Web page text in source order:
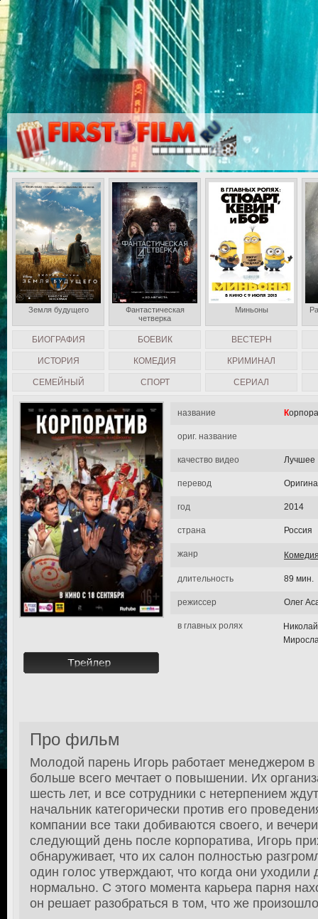
название
ориг. название
качество видео Лучшее
перевод
год 2014
страна Россия
жанр
длительность 89 мин.
режиссер Олег
в главных ролях
Про фильм
Молодой парень Игорь работает менеджером
больше всего мечтает о повышении. Их
шесть лет, и все сотрудники с нетерпением
начальник категорически против его
компании все таки добиваются своего, и
следующий день после корпоратива, Игорь
обнаруживает, что их салон полностью
один голос утверждают, что когда они
нормально. С этого момента карьера парня
он решает разобраться в том, что же
БИОГРАФИЯ БОЕВИК ВЕСТЕРН
ИСТОРИЯ КОМЕДИЯ КРИМИНАЛ
СЕМЕЙНЫЙ СПОРТ СЕРИАЛ
Земля будущего
Фантастическая
четверка
Миньоны